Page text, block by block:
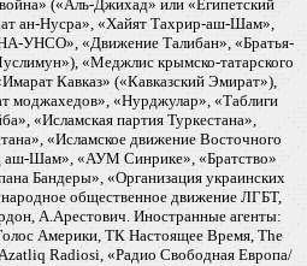
(«Аль-Джихад» или «Египетский
ан-Нусра», «Хайят Тахрир-аш-Шам»,
УНСО», «Движение Талибан», «Братья-
«Меджлис крымско-татарского
Кавказ» («Кавказский Эмират»),
моджахедов», «Нурджулар», «Таблиги
«Исламская партия Туркестана»,
«Исламское движение Восточного
Шам», «АУМ Синрике», «Братство»
Бандеры», «Организация украинских
общественное движение ЛГБТ,
А.Арестович. Иностранные агенты:
Америки, ТК Настоящее Время, The
Radiosi, «Радио Свободная Европа/